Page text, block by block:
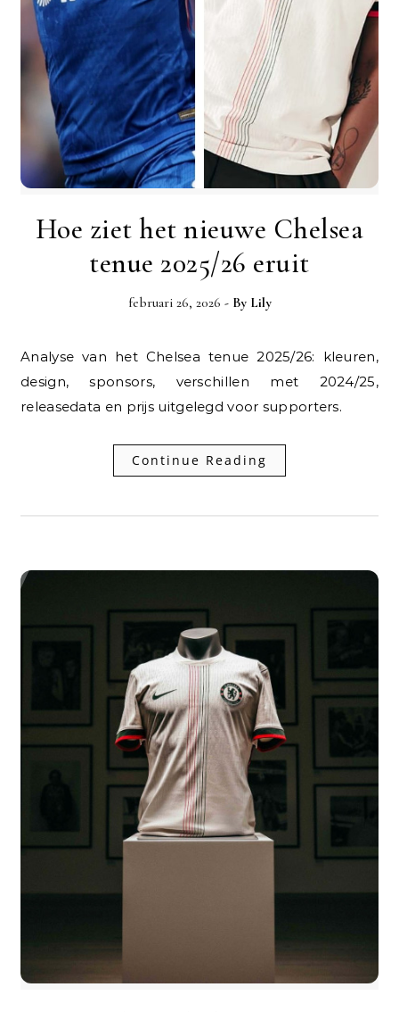
Hoe ziet het nieuwe Chelsea
tenue 2025/26 eruit
februari 26, 2026 - By Lily
Analyse van het Chelsea tenue 2025/26: kleuren,
design, sponsors, verschillen met 2024/25,
releasedata en prijs uitgelegd voor supporters.
Continue Reading